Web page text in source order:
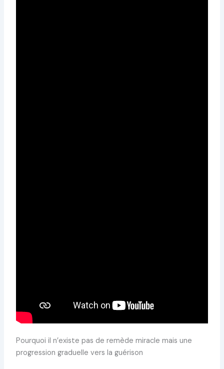
Pourquoi il n’existe pas de remède miracle mais une
progression graduelle vers la guérison